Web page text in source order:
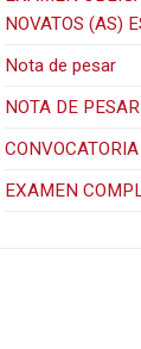
NOVATOS (AS)
Nota de pesar
NOTA DE
EXAMEN